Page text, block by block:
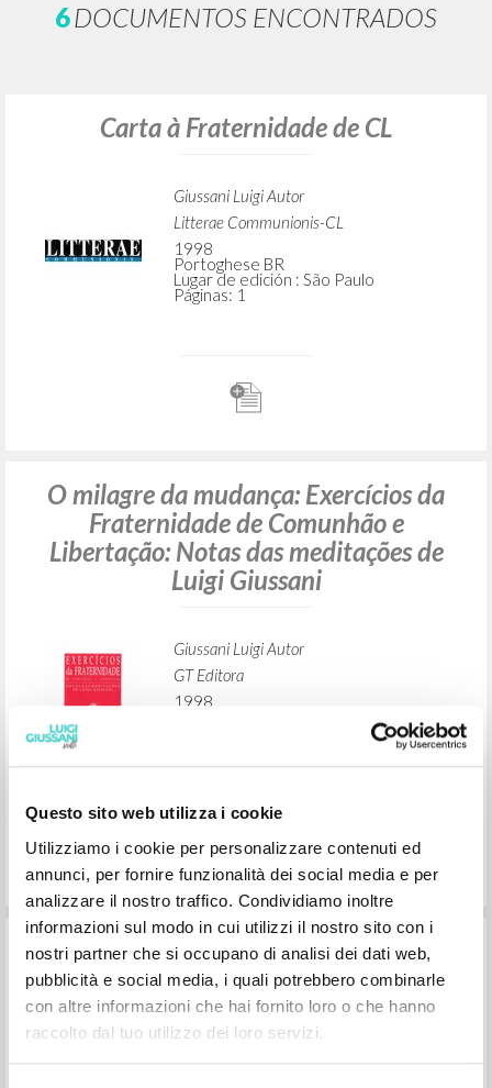
Questo sito web utilizza i cookie
Utilizziamo i cookie per personalizzare contenuti ed
annunci, per fornire funzionalità dei social media e per
analizzare il nostro traffico. Condividiamo inoltre
informazioni sul modo in cui utilizzi il nostro sito con i
nostri partner che si occupano di analisi dei dati web,
pubblicità e social media, i quali potrebbero combinarle
con altre informazioni che hai fornito loro o che hanno
raccolto dal tuo utilizzo dei loro servizi.
6DOCUMENTOS ENCONTRADOS
Carta à Fraternidade de CL
Giussani Luigi Autor
Litterae Communionis-CL
1998
Portoghese BR
Lugar de edición : São Paulo
Páginas: 1
O milagre da mudança: Exercícios da
Fraternidade de Comunhão e
Libertação: Notas das meditações de
Luigi Giussani
Giussani Luigi Autor
GT Editora
1998
Lugar de edición : São Paulo
Aquele por quem se vive